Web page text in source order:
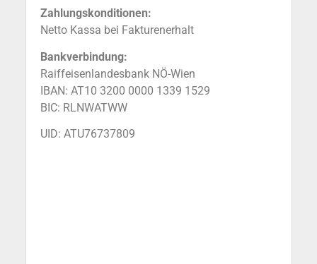
Zahlungskonditionen:
Netto Kassa bei Fakturenerhalt
Bankverbindung:
Raiffeisenlandesbank NÖ-Wien
IBAN: AT10 3200 0000 1339 1529
BIC: RLNWATWW
UID: ATU76737809